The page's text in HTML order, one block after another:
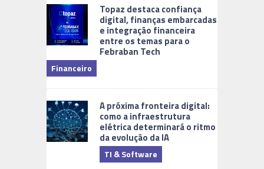
Topaz destaca confiança
digital, finanças embarcadas
e integração financeira
entre os temas para o
Febraban Tech
Financeiro
A próxima fronteira digital:
como a infraestrutura
elétrica determinará o ritmo
da evolução da IA
TI & Software